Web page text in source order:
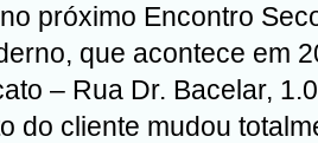
próximo Encontro
que acontece em
– Rua Dr. Bacelar,
do cliente mudou